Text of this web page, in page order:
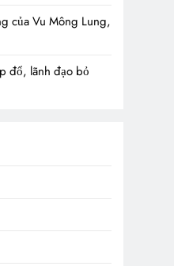
của Vu Mông Lung,
đổ, lãnh đạo bỏ